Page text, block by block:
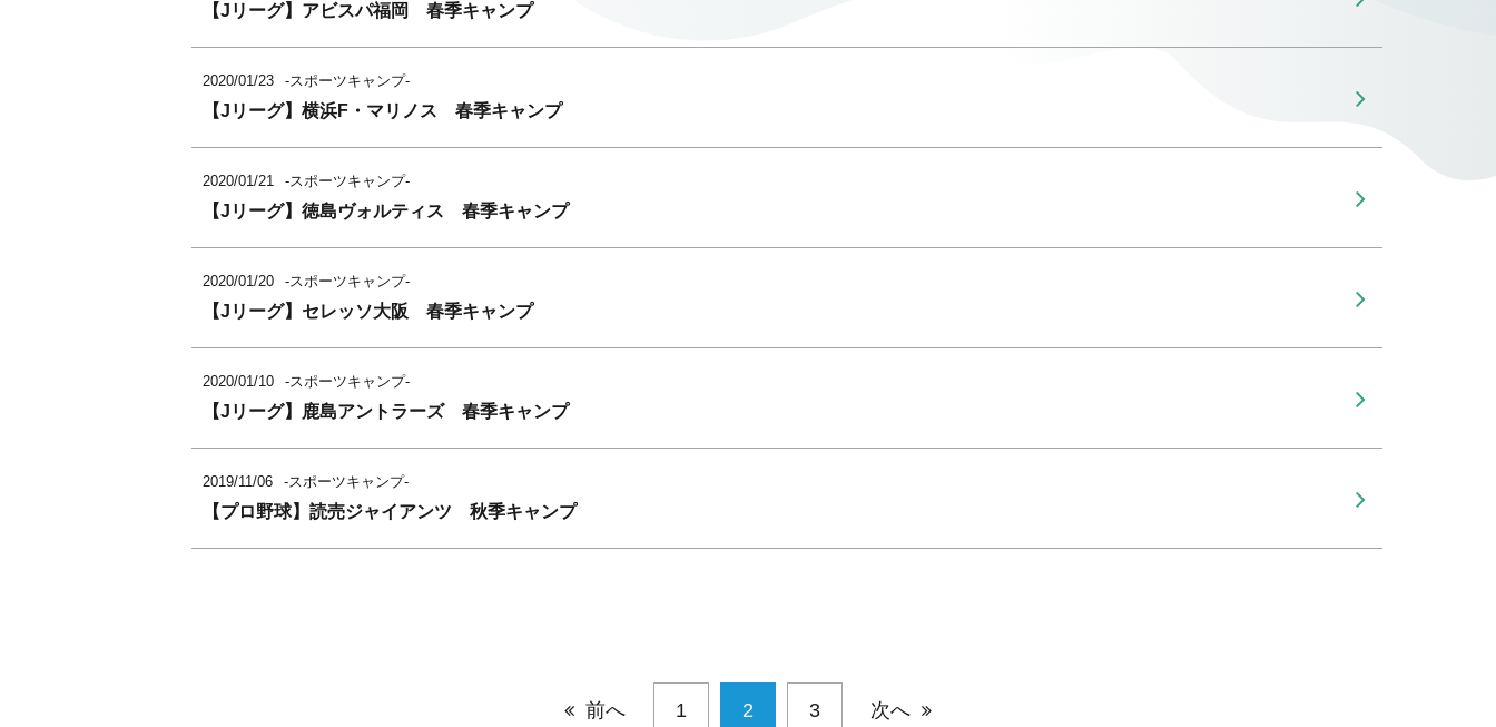
【Jリーグ】アビスパ福岡 春季キャンプ
2020/01/23 -スポーツキャンプ-
【Jリーグ】横浜F・マリノス 春季キャンプ
2020/01/21 -スポーツキャンプ-
【Jリーグ】徳島ヴォルティス 春季キャンプ
2020/01/20 -スポーツキャンプ-
【Jリーグ】セレッソ大阪 春季キャンプ
2020/01/10 -スポーツキャンプ-
【Jリーグ】鹿島アントラーズ 春季キャンプ
2019/11/06 -スポーツキャンプ-
【プロ野球】読売ジャイアンツ 秋季キャンプ
前へ 1 2 3 次へ